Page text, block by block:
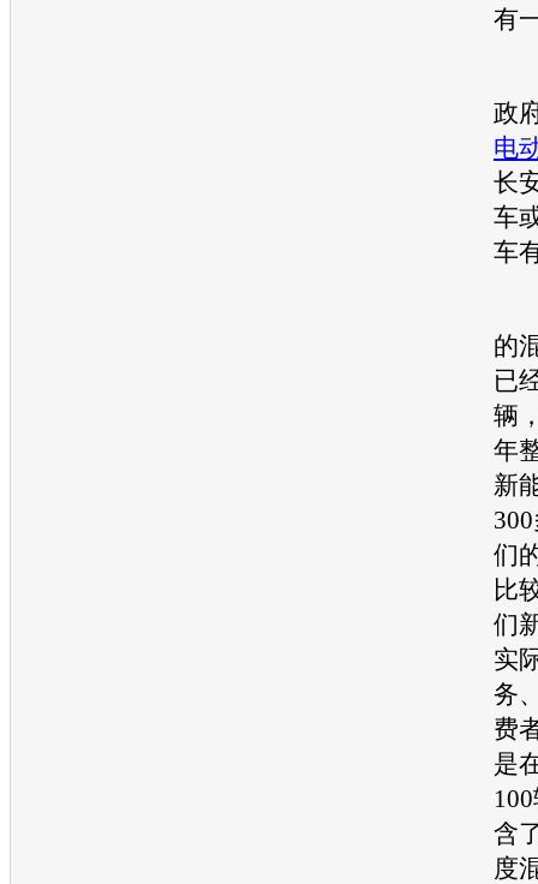
有
政
电
长
车
车
的
已
辆
年
新
们
比
们
实
务
费
是
含
度